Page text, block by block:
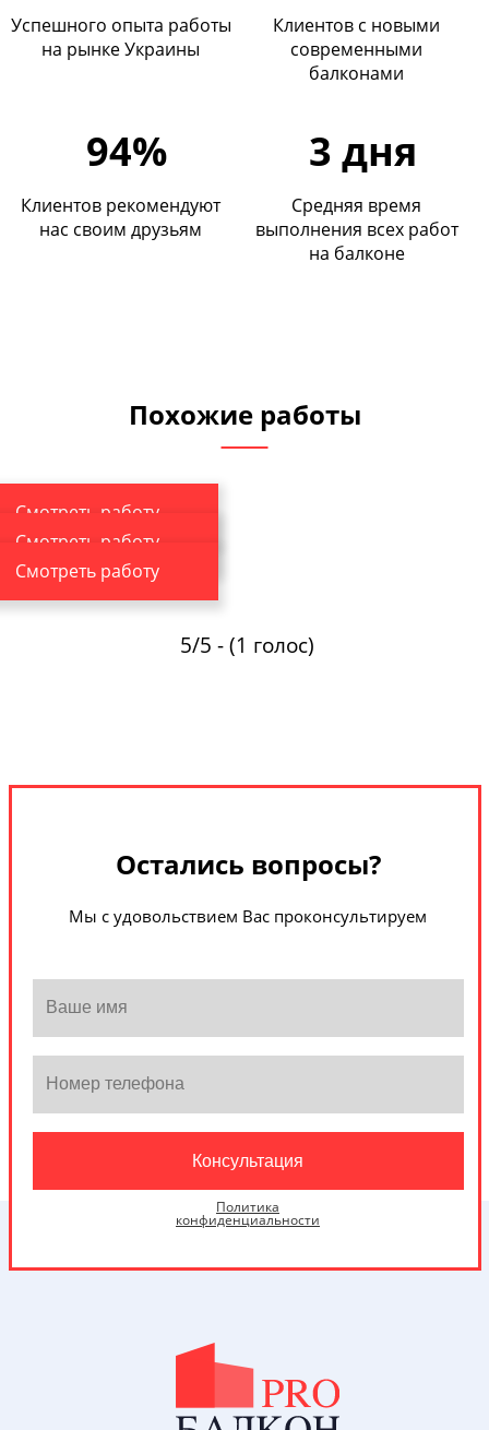
Успешного опыта работы
на рынке Украины
Клиентов с новыми
современными
балконами
94%
Клиентов рекомендуют
нас своим друзьям
3 дня
Средняя время
выполнения всех работ
на балконе
Похожие работы
Смотреть работу
Смотреть работу
Смотреть работу
5/5 - (1 голос)
Остались вопросы?
Мы с удовольствием Вас проконсультируем
Политика
конфиденциальности